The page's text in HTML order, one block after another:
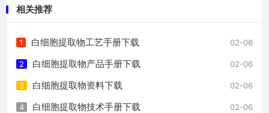
相关推荐
02-06
1 白细胞提取物工艺手册下载
02-06
2 白细胞提取物产品手册下载
02-06
3 白细胞提取物资料下载
02-06
4 白细胞提取物技术手册下载